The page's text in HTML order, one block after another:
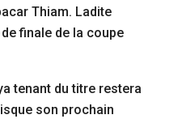
Thiam. Ladite
finale de la coupe
tenant du titre restera
son prochain